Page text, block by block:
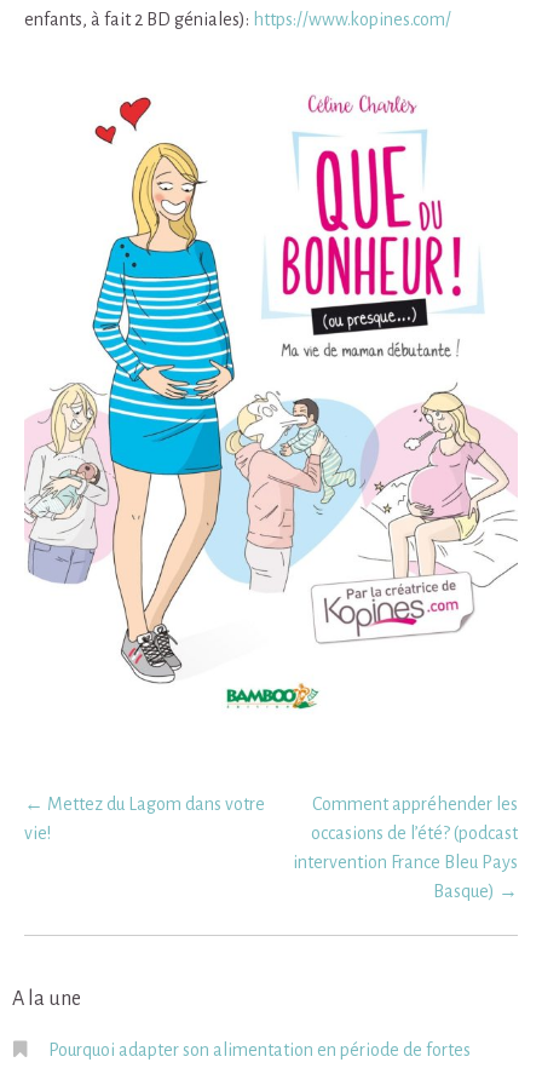
enfants, à fait 2 BD géniales): https://www.kopines.com/
Post
navigation
← Mettez du Lagom dans votre
vie!
Comment appréhender les
occasions de l’été? (podcast
intervention France Bleu Pays
Basque) →
A la une
Pourquoi adapter son alimentation en période de fortes